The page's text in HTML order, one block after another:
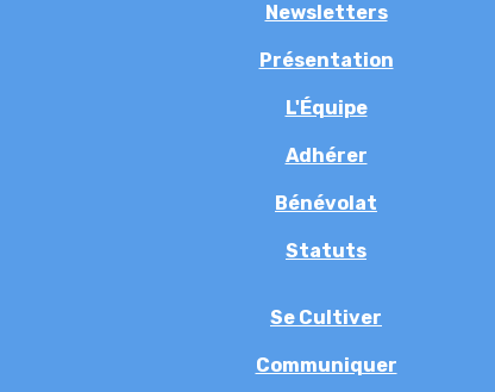
Newsletters
Présentation
L'Équipe
Adhérer
Bénévolat
Statuts
Se Cultiver
Communiquer